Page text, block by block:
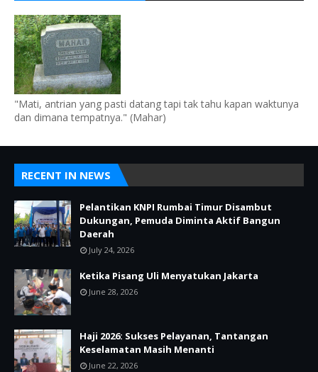
"Mati, antrian yang pasti datang tapi tak tahu kapan waktunya
dan dimana tempatnya." (Mahar)
RECENT IN NEWS
Pelantikan KNPI Rumbai Timur Disambut
Dukungan, Pemuda Diminta Aktif Bangun
Daerah
July 24, 2026
Ketika Pisang Uli Menyatukan Jakarta
June 28, 2026
Haji 2026: Sukses Pelayanan, Tantangan
Keselamatan Masih Menanti
June 22, 2026